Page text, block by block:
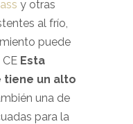
y otras
al frío,
puede
Esta
un alto
una de
para la